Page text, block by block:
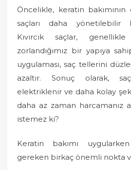
Öncelikle, keratin
saçları daha yönetilebilir
Kıvırcık saçlar,
zorlandığımız bir yapıya
uygulaması, saç tellerini
azaltır. Sonuç olarak,
elektriklenir ve daha kolay
daha az zaman harcamanız
istemez ki?
Keratin bakımı
gereken birkaç önemli nokta